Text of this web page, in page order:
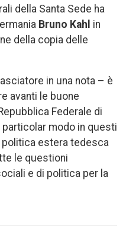
della Santa Sede ha
Bruno Kahl in
della copia delle
in una nota – è
avanti le buone
Federale di
particolar modo in questi
politica estera tedesca
le questioni
e di politica per la